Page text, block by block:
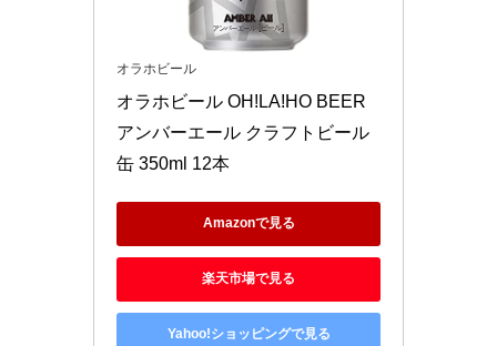
オラホビール
オラホビール OH!LA!HO BEER
アンバーエール クラフトビール
缶 350ml 12本
Amazonで見る
楽天市場で見る
Yahoo!ショッピングで見る